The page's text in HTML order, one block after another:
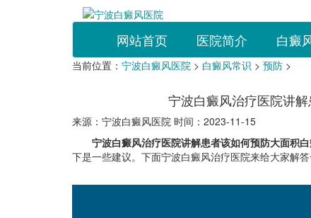
网站首页 医院简介 白癜
当前位置： 宁波白癜风医院 > 白癜风常识 > 预防 >
宁波白癜风治疗医院讲
来源：宁波白癜风医院 时间：2023-11-15
宁波白癜风治疗医院讲解患者该如何预防大面积
下是一些建议。下面宁波白癜风治疗医院来给大家解